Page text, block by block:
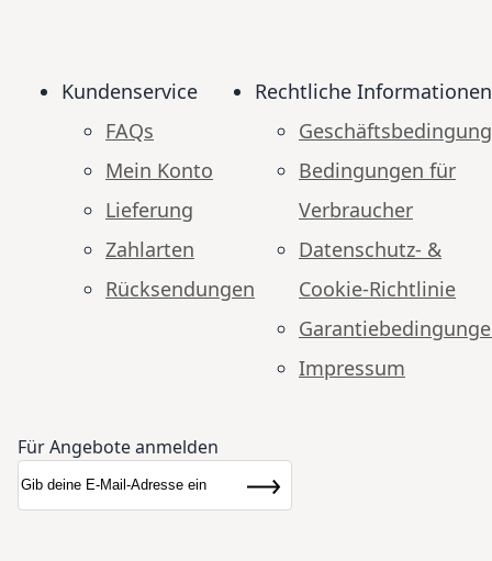
Kundenservice
FAQs
Mein Konto
Lieferung
Zahlarten
Rücksendungen
Rechtliche Informationen
Bedingungen für
Verbraucher
Datenschutz- &
Cookie-Richtlinie
Impressum
Für Angebote anmelden
Newsletter
Abonnieren